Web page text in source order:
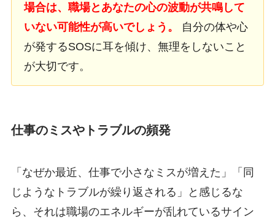
場合は、職場とあなたの心の波動が共鳴して
いない可能性が高いでしょう。
自分の体や心
が発するSOSに耳を傾け、無理をしないこと
が大切です。
仕事のミスやトラブルの頻発
「なぜか最近、仕事で小さなミスが増えた」「同
じようなトラブルが繰り返される」と感じるな
ら、それは職場のエネルギーが乱れているサイン